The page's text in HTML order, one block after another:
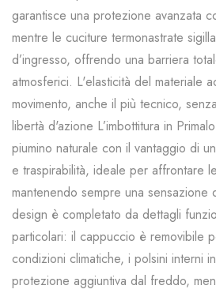
garantisce una protezione avanzata
mentre le cuciture termonastrate
d’ingresso, offrendo una barriera
atmosferici. L'elasticità del materiale
movimento, anche il più tecnico,
libertà d'azione L’imbottitura in
piumino naturale con il vantaggio di
e traspirabilità, ideale per affrontare
mantenendo sempre una sensazione
design è completato da dettagli
particolari: il cappuccio è removibile
condizioni climatiche, i polsini interni
protezione aggiuntiva dal freddo,